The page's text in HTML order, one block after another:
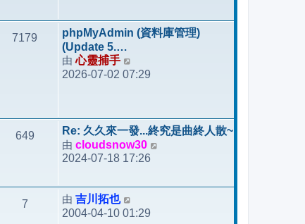
後
發
7179
phpMyAdmin (資料庫管理)
(Update 5.…
由心靈捕手
視
發
表
2026-07-02 07:29
649
Re: 久久來一發...終究是曲終人散~
由 cloudsnow30
2024-07-18 17:26
7 由 吉川拓也
視
2004-04-10 01:29